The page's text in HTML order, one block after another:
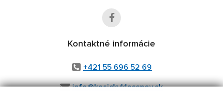
Kontaktné informácie
+421 55 696 52 69
info@kosickyklecenov.sk